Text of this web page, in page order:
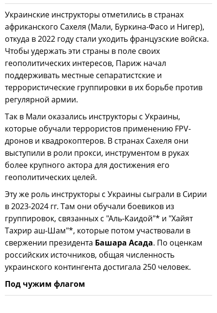
Украинские инструкторы отметились в странах
африканского Сахеля (Мали, Буркина-Фасо и Нигер),
откуда в 2022 году стали уходить французские войска.
Чтобы удержать эти страны в поле своих
геополитических интересов, Париж начал
поддерживать местные сепаратистские и
террористические группировки в их борьбе против
регулярной армии.
Так в Мали оказались инструкторы с Украины,
которые обучали террористов применению FPV-
дронов и квадрокоптеров. В странах Сахеля они
выступили в роли прокси, инструментом в руках
более крупного актора для достижения его
геополитических целей.
Эту же роль инструкторы с Украины сыграли в Сирии
в 2023-2024 гг. Там они обучали боевиков из
группировок, связанных с "Аль-Каидой"* и "Хайят
Тахрир аш-Шам"*, которые потом участвовали в
свержении президента Башара Асада. По оценкам
российских источников, общая численность
украинского контингента достигала 250 человек.
Под чужим флагом